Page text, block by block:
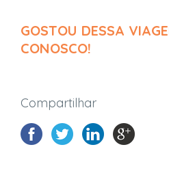
GOSTOU DESSA
CONOSCO!
Compartilhar